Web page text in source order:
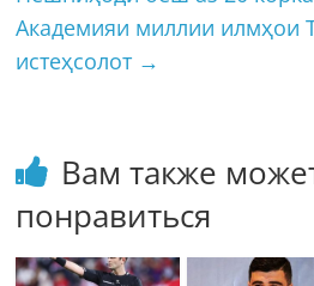
Академияи миллии илмҳои
истеҳсолот →
Вам также
понравиться